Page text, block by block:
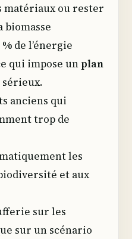
matériaux ou rester
biomasse
% de l’énergie
qui impose unplan
sérieux.
anciens qui
trop de
les
et aux
sur les
sur un scénario